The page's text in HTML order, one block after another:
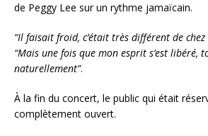
de Peggy Lee sur un rythme jamaïcain.
“Il faisait froid, c’était très différent de chez
“Mais une fois que mon esprit s’est libéré,
naturellement”.
À la fin du concert, le public qui était
complètement ouvert.